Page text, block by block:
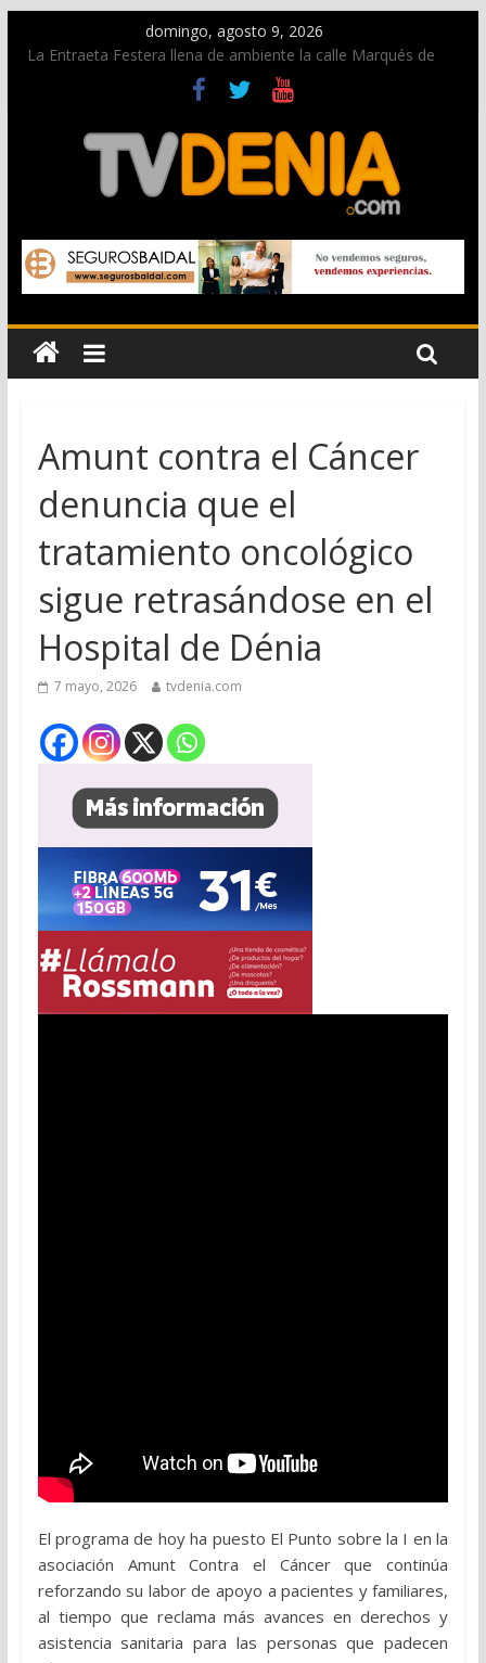
domingo, agosto 9, 2026
La Entraeta Festera llena de ambiente la calle Marqués de
Campo con la recepción a la Capitanía Cristiana
Dos personas fallecen en un grave accidente en la N-332
entre Benissa y Calp
Una nueva oportunidad para donar sangre en Cruz Roja
El bando moro protagonista en la Segunda Entraeta Festera
Paco Adsuar dona al Arxiu de Dénia más de 50.000 imágenes
de la memoria visual de la ciudad
Amunt contra el Cáncer
denuncia que el
tratamiento oncológico
sigue retrasándose en el
Hospital de Dénia
7 mayo, 2026 tvdenia.com
El programa de hoy ha puesto El Punto sobre la I en la
asociación Amunt Contra el Cáncerque continúa
reforzando su labor de apoyo a pacientes y familiares,
al tiempo que reclama más avances en derechos y
asistencia sanitaria para las personas que padecen